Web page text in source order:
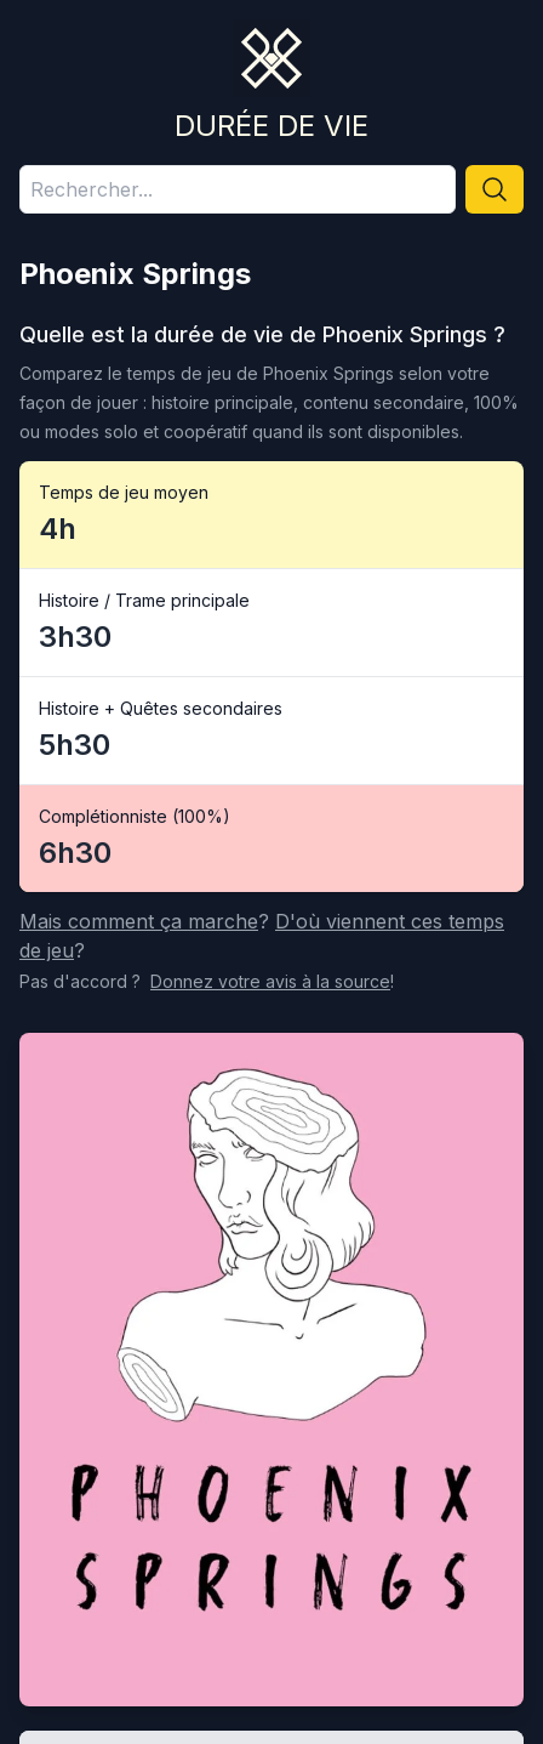
DURÉE DE VIE
Phoenix Springs
Quelle est la durée de vie de Phoenix Springs ?
Comparez le temps de jeu de Phoenix Springs selon votre
façon de jouer : histoire principale, contenu secondaire, 100%
ou modes solo et coopératif quand ils sont disponibles.
Temps de jeu moyen
4h
Histoire / Trame principale
3h30
Histoire + Quêtes secondaires
5h30
Complétionniste (100%)
6h30
Mais comment ça marche? D'où viennent ces temps
de jeu?
Pas d'accord ? Donnez votre avis à la source!